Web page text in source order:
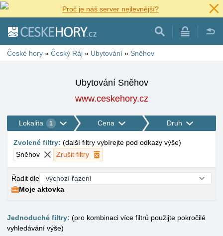
Proč je náš server nejlevnější?
České hory » Český Ráj » Ubytování » Sněhov
Ubytování Sněhov
www.ceskehory.cz
Lokalita 1 Cena Druh
Zvolené filtry: (další filtry vybírejte pod odkazy výše)
Sněhov
Zrušit filtry
Řadit dle
Moje aktovka
Jednoduché filtry: (pro kombinaci více filtrů použijte pokročilé
vyhledávání výše)